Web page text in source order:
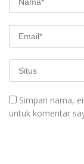
Simpan nama,
untuk komentar